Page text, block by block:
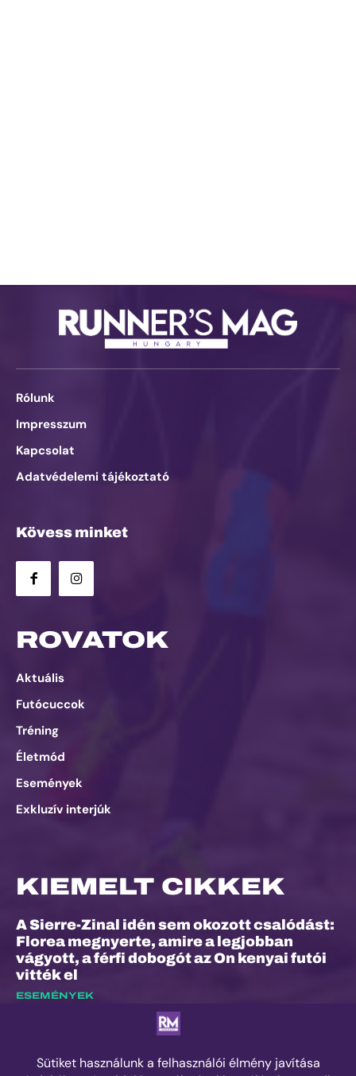
Rólunk
Impresszum
Kapcsolat
Adatvédelemi tájékoztató
Kövess minket
ROVATOK
Aktuális
Futócuccok
Tréning
Életmód
Események
Exkluzív interjúk
KIEMELT CIKKEK
A Sierre-Zinal idén sem okozott csalódást:
Florea megnyerte, amire a legjobban
vágyott, a férfi dobogót az On kenyai futói
vitték el
ESEMÉNYEK
Dalos Máté: „Nem ez volt életem
legkönnyebb versenye”
EXKLUZÍV INTERJÚK